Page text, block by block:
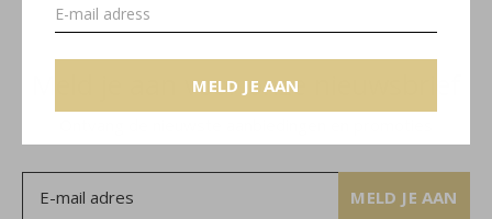
MELD JE AAN
Meld je aan voor onze nieuwsbrief
MELD JE AAN